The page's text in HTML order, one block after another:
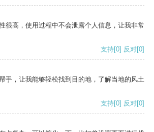
很高，使用过程中不会泄露个人信息，让我非常
支持[0] 反对[0]
手，让我能够轻松找到目的地，了解当地的风土
支持[0] 反对[0]